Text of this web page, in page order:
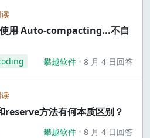
用 Auto-compacting...不自
攀越软件 8 月 4 日回答
方法有何本质区别？
攀越软件 8 月 4 日回答